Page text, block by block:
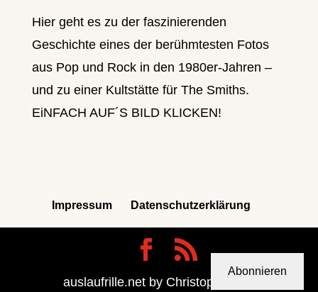
Hier geht es zu der faszinierenden
Geschichte eines der berühmtesten Fotos
aus Pop und Rock in den 1980er-Jahren –
und zu einer Kultstätte für The Smiths.
EiNFACH AUF´S BILD KLICKEN!
Impressum Datenschutzerklärung
auslaufrille.net by Christoph Berdi
Abonnieren